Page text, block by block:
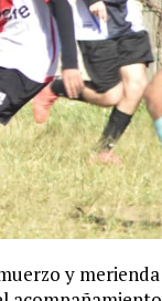
y merienda